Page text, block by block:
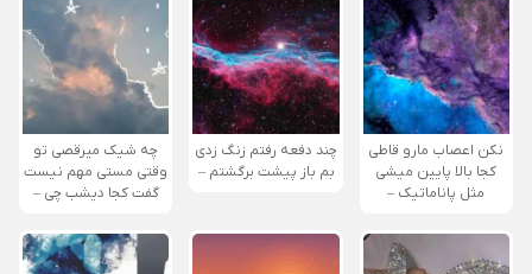
نکن اعصاب مارو قاطی
کجا بالا پایین میشی
مثل پاناماتیک –
چند دفعه رفتم زنگ زدی
بم باز پیشت برگشتم –
چه شیک میرقصی تو
وقتی مستی مهم نیست
گفت کجا دیشب چی –